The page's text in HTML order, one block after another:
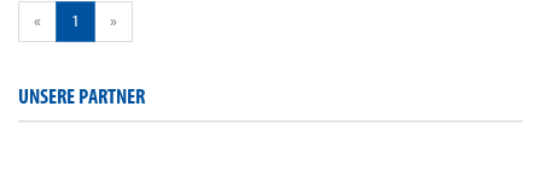
« 1 »
UNSERE PARTNER